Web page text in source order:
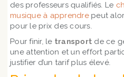
des professeurs qualifiés. Le
musique à apprendrepeut
pour le prix des cours.
Pour finir, le transport de ce
une attention et un effort
justifier d’un tarif plus élevé.